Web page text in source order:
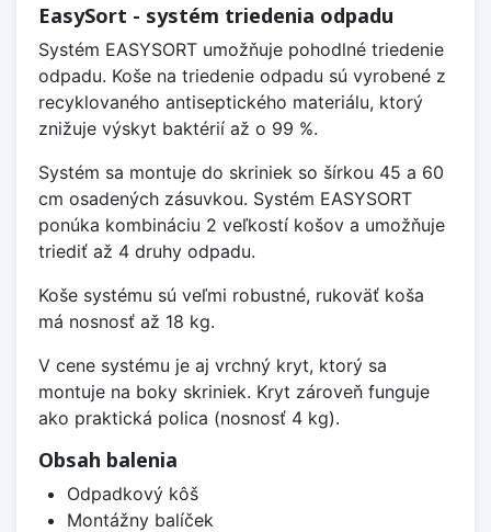
EasySort - systém triedenia odpadu
Systém EASYSORT umožňuje pohodlné triedenie
odpadu. Koše na triedenie odpadu sú vyrobené z
recyklovaného antiseptického materiálu, ktorý
znižuje výskyt baktérií až o 99 %.
Systém sa montuje do skriniek so šírkou 45 a 60
cm osadených zásuvkou. Systém EASYSORT
ponúka kombináciu 2 veľkostí košov a umožňuje
triediť až 4 druhy odpadu.
Koše systému sú veľmi robustné, rukoväť koša
má nosnosť až 18 kg.
V cene systému je aj vrchný kryt, ktorý sa
montuje na boky skriniek. Kryt zároveň funguje
ako praktická polica (nosnosť 4 kg).
Obsah balenia
Odpadkový kôš
Montážny balíček